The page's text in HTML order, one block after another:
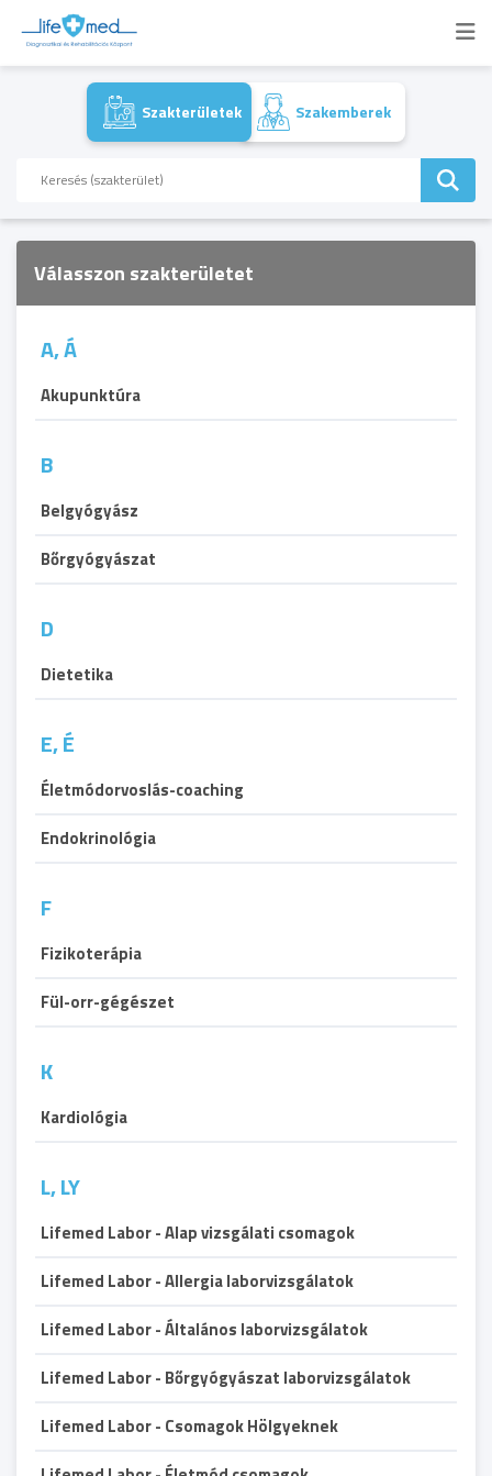
Szakterületek Szakemberek
Válasszon szakterületet
A, Á
Akupunktúra
B
Belgyógyász
Bőrgyógyászat
D
Dietetika
E, É
Életmódorvoslás-coaching
Endokrinológia
F
Fizikoterápia
Fül-orr-gégészet
K
Kardiológia
L, LY
Lifemed Labor - Alap vizsgálati csomagok
Lifemed Labor - Allergia laborvizsgálatok
Lifemed Labor - Általános laborvizsgálatok
Lifemed Labor - Bőrgyógyászat laborvizsgálatok
Lifemed Labor - Csomagok Hölgyeknek